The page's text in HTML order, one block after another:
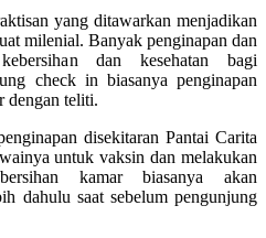
yang ditawarkan menjadikan
milenial. Banyak penginapan dan
dan kesehatan bagi
check in biasanya penginapan
dengan teliti.
disekitaran Pantai Carita
untuk vaksin dan melakukan
kamar biasanya akan
dahulu saat sebelum pengunjung